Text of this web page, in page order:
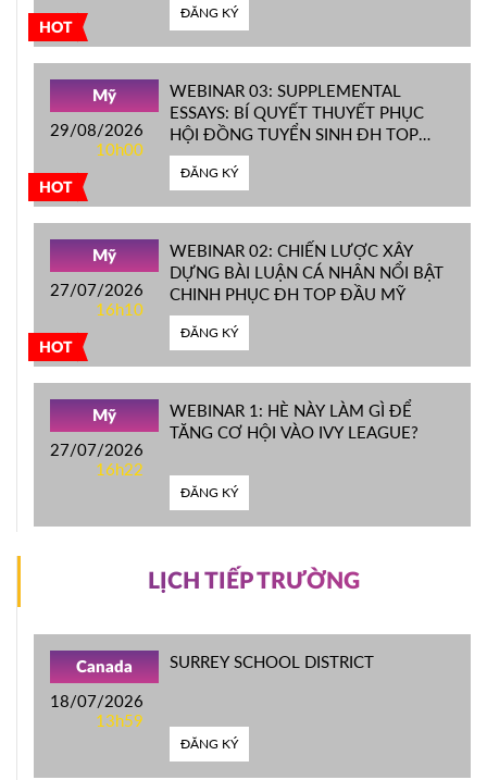
HOT
ĐĂNG KÝ
HOT
Mỹ
29/08/2026
10h00
WEBINAR 03: SUPPLEMENTAL
ESSAYS: BÍ QUYẾT THUYẾT PHỤC
HỘI ĐỒNG TUYỂN SINH ĐH TOP
ĐẦU MỸ
ĐĂNG KÝ
HOT
Mỹ
27/07/2026
16h10
WEBINAR 02: CHIẾN LƯỢC XÂY
DỰNG BÀI LUẬN CÁ NHÂN NỔI BẬT
CHINH PHỤC ĐH TOP ĐẦU MỸ
ĐĂNG KÝ
Mỹ
27/07/2026
16h22
WEBINAR 1: HÈ NÀY LÀM GÌ ĐỂ
TĂNG CƠ HỘI VÀO IVY LEAGUE?
ĐĂNG KÝ
LỊCH TIẾP TRƯỜNG
Canada
18/07/2026
13h59
SURREY SCHOOL DISTRICT
ĐĂNG KÝ